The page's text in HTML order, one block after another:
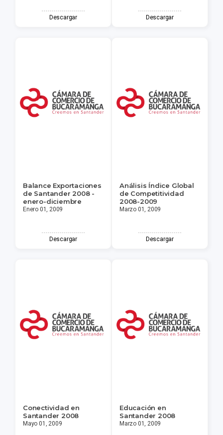
Descargar Descargar
Balance Exportaciones
de Santander 2008 -
enero-diciembre
Enero 01, 2009
Descargar
Análisis Índice Global
de Competitividad
2008-2009
Marzo 01, 2009
Descargar
Conectividad en
Santander 2008
Mayo 01, 2009
Educación en
Santander 2008
Marzo 01, 2009